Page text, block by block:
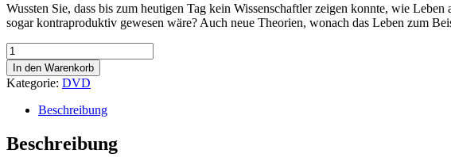
Wussten Sie, dass bis zum heutigen Tag kein Wissenschaftler zeigen konnte, wie
sogar kontraproduktiv gewesen wäre? Auch neue Theorien, wonach das Leben zum
Am
Anfang
Menge
In den Warenkorb
Kategorie: DVD
Beschreibung
Beschreibung